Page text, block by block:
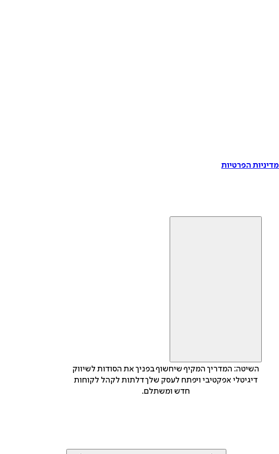
הפרטיות
השיטה: המדריך המקיף שיחשוף בפניך את הסודות לשיווק
דיגיטלי אפקטיבי ויפתח לעסק שלך דלתות לקהל לקוחות
חדש ומשתלם.